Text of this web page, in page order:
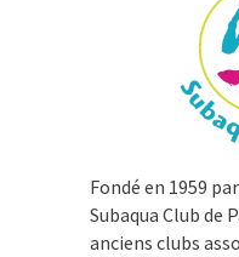
Fondé en 1959
Subaqua Club de
anciens clubs